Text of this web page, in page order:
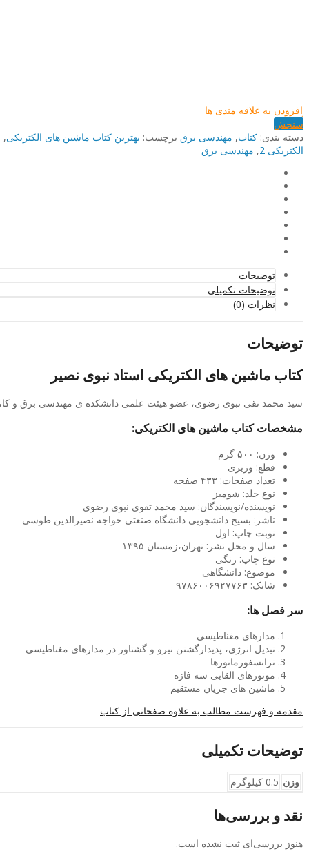
افزودن به علاقه مندی ها
سنجش
دسته بند‌ی: کتاب, مهندسی برق برچسب: بهترین کتاب ماشین های الکتریکی,
الکتریکی 2
, مهندسی برق
توضیحات
توضیحات تکمیلی
نظرات (0)
توضیحات
کتاب ماشین های الکتریکی استاد نبوی نصیر
سید محمد تقی نبوی رضوی، عضو هیئت علمی دانشکده ی مهندسی برق و کامپیوتر دانشگاه تهران که قریب از ۴۰ سال سابقه
مشخصات کتاب ماشین های الکتریکی:
وزن: ۵۰۰
گرم
قطع: وزیری
تعداد صفحات: ۴۳۳
صفحه
نوع جلد: شومیز
نویسنده/نویسندگان: سید محمد تقوی نبوی رضوی
ناشر: بسیج دانشجویی دانشگاه صنعتی خواجه نصیرالدین طوسی
نوبت چاپ: اول
سال و محل نشر: تهران،زمستان ۱۳۹۵
نوع چاپ: رنگی
موضوع: دانشگاهی
شابک: ۹۷۸۶۰۰۶۹۲۷۷۶۳
سر فصل ها:
مدارهای مغناطیسی
تبدیل انرژی، پدیدارگشتن نیرو و گشتاور در مدارهای مغناطیسی
ترانسفورماتورها
موتورهای القایی سه فازه
ماشین های جریان مستقیم
مقدمه و فهرست مطالب به علاوه صفحاتی از کتاب
توضیحات تکمیلی
وزن 0.5 کیلوگرم
نقد و بررسی‌ها
هنوز بررسی‌ای ثبت نشده است.